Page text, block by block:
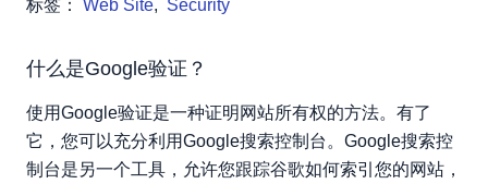
标签： Web Site, Security
网站验证选项
相关文章：
什么是Google验证？
使用Google验证是一种证明网站所有权的方法。有了
它，您可以充分利用Google搜索控制台。Google搜索控
制台是另一个工具，允许您跟踪谷歌如何索引您的网站，